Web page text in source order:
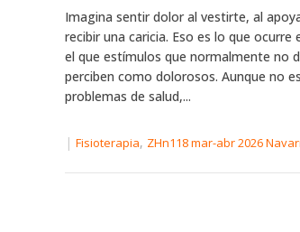
Imagina sentir dolor al vestirte, al
recibir una caricia. Eso es lo que ocurre
el que estímulos que normalmente no
perciben como dolorosos. Aunque no
problemas de salud,...
| Fisioterapia, ZHn118 mar-abr 2026